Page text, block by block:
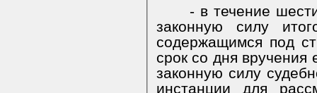
- в течение
законную силу
содержащимся под
срок со дня вручения
законную силу
инстанции для